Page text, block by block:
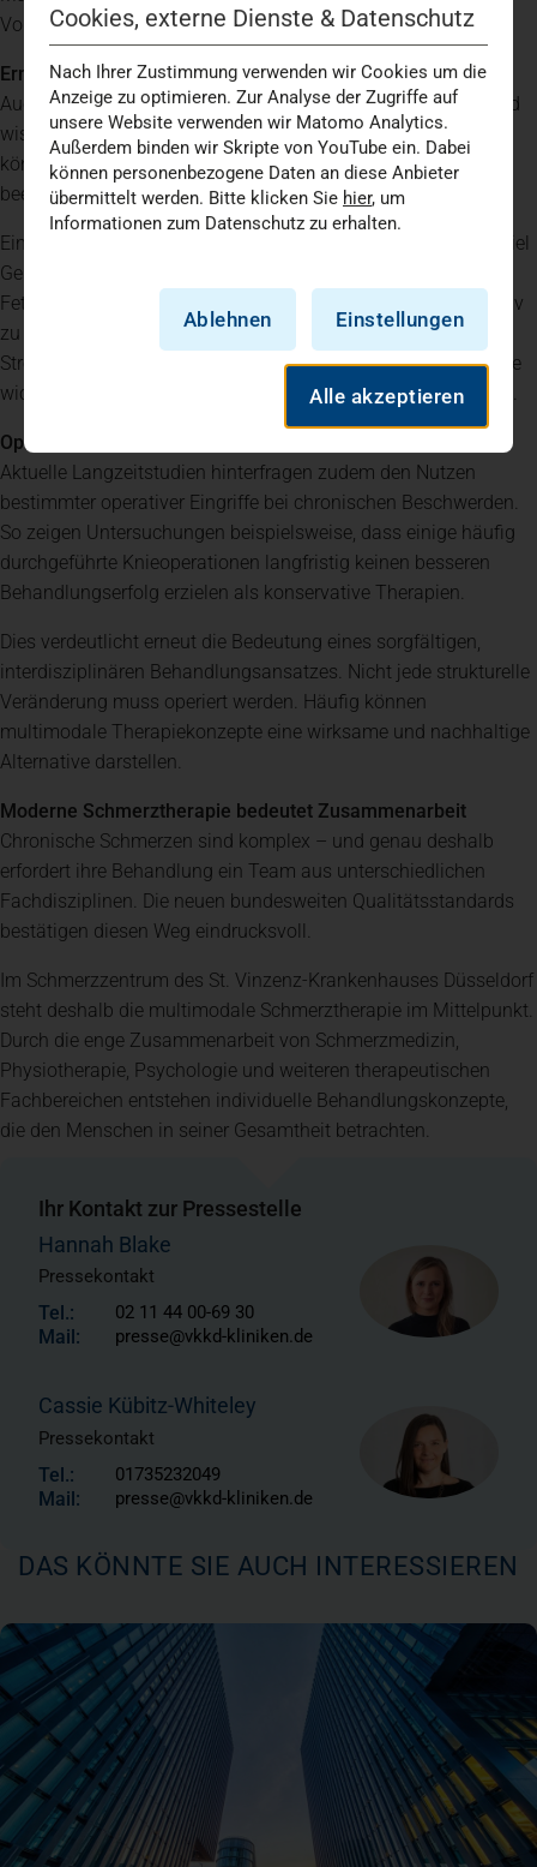
Voraussetzungen der Patientinnen und Patienten angepasst.
Ernährung und Lebensstil gewinnen an Bedeutung
Auch die Rolle von Ernährung und Lebensstil wird zunehmend
wissenschaftlich belegt. Chronische Entzündungsprozesse
können Schmerzen verstärken und den Krankheitsverlauf
beeinflussen.
Eine ausgewogene, entzündungshemmende Ernährung mit viel
Gemüse, hochwertigen pflanzlichen Ölen und Omega-3-
Fettsäuren kann dazu beitragen, Entzündungsprozesse positiv
zu beeinflussen. Ebenso spielen ausreichend Schlaf,
Stressmanagement und regelmäßige körperliche Aktivität eine
wichtige Rolle im Gesamtkonzept moderner Schmerztherapie.
Operieren oder nicht? Neue Studien schaffen Klarheit
Aktuelle Langzeitstudien hinterfragen zudem den Nutzen
bestimmter operativer Eingriffe bei chronischen Beschwerden.
So zeigen Untersuchungen beispielsweise, dass einige häufig
durchgeführte Knieoperationen langfristig keinen besseren
Behandlungserfolg erzielen als konservative Therapien.
Dies verdeutlicht erneut die Bedeutung eines sorgfältigen,
interdisziplinären Behandlungsansatzes. Nicht jede strukturelle
Veränderung muss operiert werden. Häufig können
multimodale Therapiekonzepte eine wirksame und nachhaltige
Alternative darstellen.
Moderne Schmerztherapie bedeutet Zusammenarbeit
Chronische Schmerzen sind komplex – und genau deshalb
erfordert ihre Behandlung ein Team aus unterschiedlichen
Fachdisziplinen. Die neuen bundesweiten Qualitätsstandards
bestätigen diesen Weg eindrucksvoll.
Im Schmerzzentrum des St. Vinzenz-Krankenhauses Düsseldorf
steht deshalb die multimodale Schmerztherapie im Mittelpunkt.
Durch die enge Zusammenarbeit von Schmerzmedizin,
Physiotherapie, Psychologie und weiteren therapeutischen
Fachbereichen entstehen individuelle Behandlungskonzepte,
die den Menschen in seiner Gesamtheit betrachten.
Ihr Kontakt zur Pressestelle
Hannah Blake
Pressekontakt
Tel.: 02 11 44 00-69 30
Mail: presse@vkkd-kliniken.de
Cassie Kübitz-Whiteley
Pressekontakt
Tel.: 01735232049
Mail: presse@vkkd-kliniken.de
DAS KÖNNTE SIE AUCH INTERESSIEREN
Cookies, externe Dienste & Datenschutz
Nach Ihrer Zustimmung verwenden wir Cookies um die
Anzeige zu optimieren. Zur Analyse der Zugriffe auf
unsere Website verwenden wir Matomo Analytics.
Außerdem binden wir Skripte von YouTube ein. Dabei
können personenbezogene Daten an diese Anbieter
übermittelt werden. Bitte klicken Sie hier, um
Informationen zum Datenschutz zu erhalten.
Ablehnen Einstellungen
Alle akzeptieren